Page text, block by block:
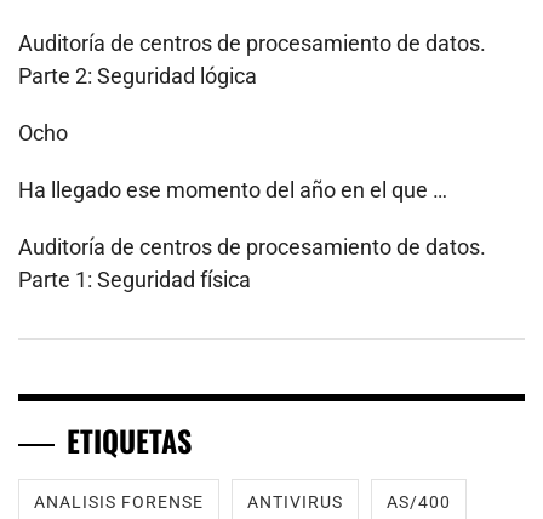
Auditoría de centros de procesamiento de datos.
Parte 2: Seguridad lógica
Ocho
Ha llegado ese momento del año en el que …
Auditoría de centros de procesamiento de datos.
Parte 1: Seguridad física
ETIQUETAS
ANALISIS FORENSE ANTIVIRUS AS/400